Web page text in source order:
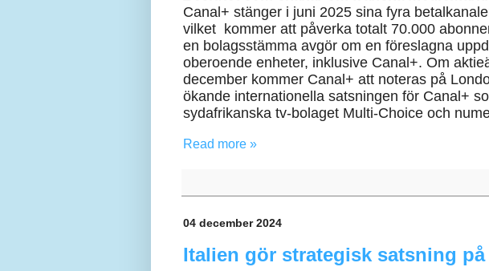
Canal+ stänger i juni 2025 sina fyra
vilket kommer att påverka totalt 70.000
en bolagsstämma avgör om en föreslagna
oberoende enheter, inklusive Canal+. Om
december kommer Canal+ att noteras på
ökande internationella satsningen för Canal+
sydafrikanska tv-bolaget Multi-Choice och
Read more »
04 december 2024
Italien gör strategisk satsning på